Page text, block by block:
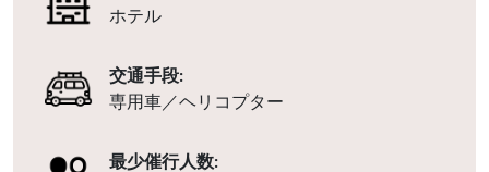
ホテル
交通手段:
専用車／ヘリコプター
最少催行人数: